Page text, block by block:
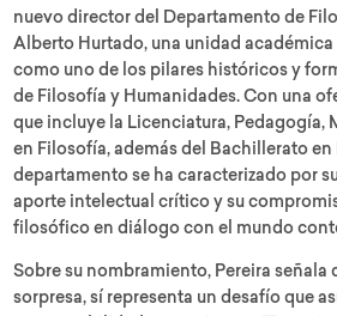
nuevo director del Departamento de
Alberto Hurtado, una unidad
como uno de los pilares históricos y
de Filosofía y Humanidades. Con una
que incluye la Licenciatura, Pedagogía,
en Filosofía, además del Bachillerato en
departamento se ha caracterizado por
aporte intelectual crítico y su
filosófico en diálogo con el mundo
Sobre su nombramiento, Pereira señala
sorpresa, sí representa un desafío que